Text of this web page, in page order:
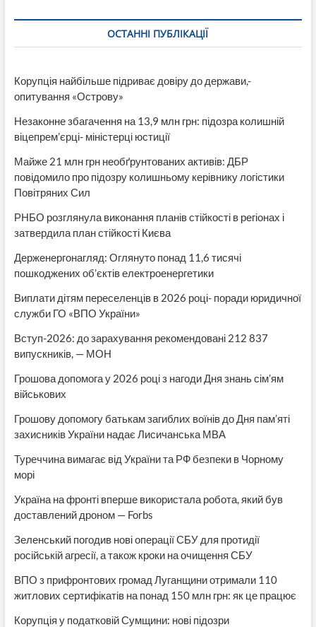
ОСТАННІ ПУБЛІКАЦІЇ
Корупція найбільше підриває довіру до держави,-
опитування «Острову»
Незаконне збагачення на 13,9 млн грн: підозра колишній
віцепрем’єрці- міністерці юстиції
Майже 21 млн грн необґрунтованих активів: ДБР
повідомило про підозру колишньому керівнику логістики
Повітряних Сил
РНБО розглянула виконання планів стійкості в регіонах і
затвердила план стійкості Києва
Держенергонагляд: Оглянуто понад 11,6 тисячі
пошкоджених об’єктів електроенергетики
Виплати дітям переселенців в 2026 році- поради юридичної
служби ГО «ВПО України»
Вступ-2026: до зарахування рекомендовані 212 837
випускників, — МОН
Грошова допомога у 2026 році з нагоди Дня знань сім’ям
військових
Грошову допомогу батькам загиблих воїнів до Дня пам’яті
захисників України надає Лисичанська МВА
Туреччина вимагає від України та РФ безпеки в Чорному
морі
Україна на фронті вперше використала робота, який був
доставлений дроном — Forbs
Зеленський погодив нові операції СБУ для протидії
російській агресії, а також кроки на очищення СБУ
ВПО з прифронтових громад Луганщини отримали 110
житлових сертифікатів на понад 150 млн грн: як це працює
Корупція у податковій Сумщини: нові підозри